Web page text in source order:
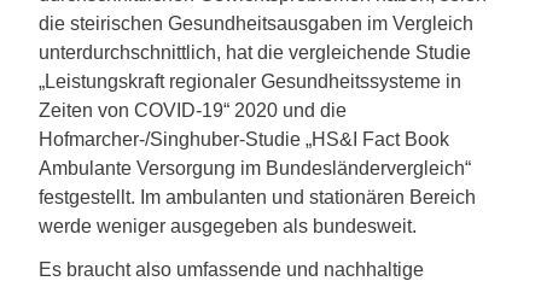
die steirischen Gesundheitsausgaben im Vergleich
unterdurchschnittlich, hat die vergleichende Studie
„Leistungskraft regionaler Gesundheitssysteme in
Zeiten von COVID-19“ 2020 und die
Hofmarcher-/Singhuber-Studie „HS&I Fact Book
Ambulante Versorgung im Bundesländervergleich“
festgestellt. Im ambulanten und stationären Bereich
werde weniger ausgegeben als bundesweit.
Es braucht also umfassende und nachhaltige